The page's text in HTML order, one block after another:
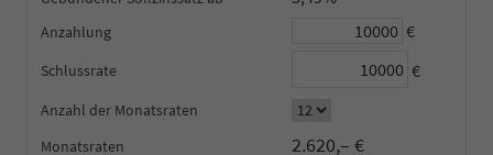
Anzahlung €
Schlussrate €
Anzahl der Monatsraten
Monatsraten
2.620,– €